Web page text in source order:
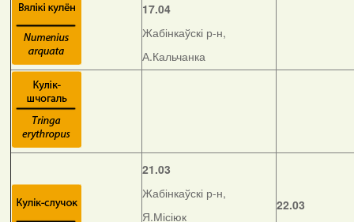
17.04
Жабінкаўскі р-н,
А.Кальчанка
21.03
Жабінкаўскі р-н,
Я.Місіюк
22.03